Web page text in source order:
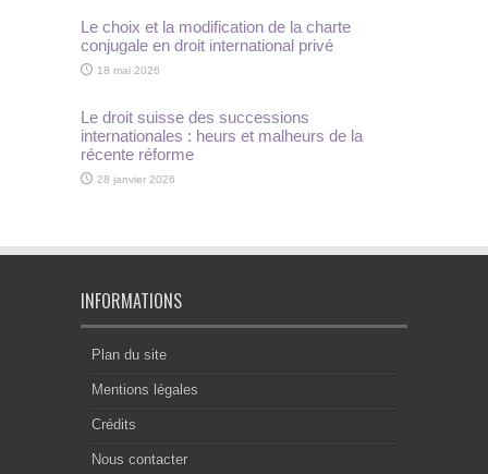
Le choix et la modification de la charte
conjugale en droit international privé
18 mai 2026
Le droit suisse des successions
internationales : heurs et malheurs de la
récente réforme
28 janvier 2026
INFORMATIONS
Plan du site
Mentions légales
Crédits
Nous contacter